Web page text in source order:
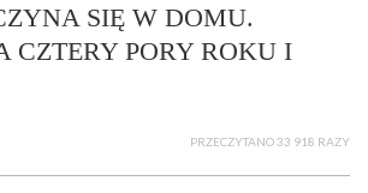
SIĘ W DOMU.
CZTERY PORY ROKU I
PRZECZYTANO 33 918 RAZY